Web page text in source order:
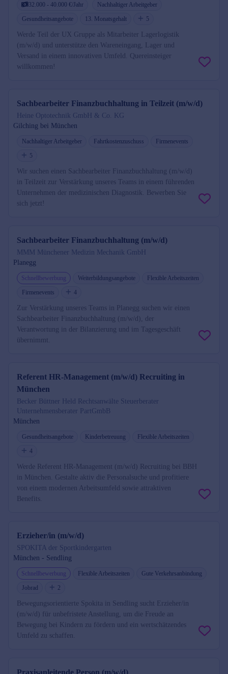
32.000 - 40.000 €/Jahr
Nachhaltiger Arbeitgeber
Gesundheitsangebote
13. Monatsgehalt 5
Werde Teil der UX Gruppe als Mitarbeiter Lagerlogistik
(m/w/d) und unterstütze den Wareneingang, Lager und
Versand in einem innovativen Umfeld. Quereinsteiger
willkommen!
Sachbearbeiter Finanzbuchhaltung in Teilzeit (m/w/d)
Heine Optotechnik GmbH & Co. KG
Gilching bei München
Nachhaltiger Arbeitgeber Fahrtkostenzuschuss
Firmenevents
5
Wir suchen einen Sachbearbeiter Finanzbuchhaltung (m/w/d)
in Teilzeit zur Verstärkung unseres Teams in einem führenden
Unternehmen der medizinischen Diagnostik. Bewerben Sie
sich jetzt!
Sachbearbeiter Finanzbuchhaltung (m/w/d)
MMM Münchener Medizin Mechanik GmbH
Planegg
Schnellbewerbung Weiterbildungsangebote
Flexible Arbeitszeiten
Firmenevents
4
Zur Verstärkung unseres Teams in Planegg suchen wir einen
Sachbearbeiter Finanzbuchhaltung (m/w/d), der
Verantwortung in der Bilanzierung und im Tagesgeschäft
übernimmt.
Referent HR-Management (m/w/d) Recruiting in
München
Becker Büttner Held Rechtsanwälte Steuerberater
Unternehmensberater PartGmbB
München
Gesundheitsangebote Kinderbetreuung
Flexible Arbeitszeiten
4
Werde Referent HR-Management (m/w/d) Recruiting bei BBH
in München. Gestalte aktiv die Personalsuche und profitiere
von einem modernen Arbeitsumfeld sowie attraktiven
Benefits.
Erzieher/in (m/w/d)
SPOKITA der Sportkindergarten
München - Sendling
Schnellbewerbung Flexible Arbeitszeiten
Gute Verkehrsanbindung
Jobrad
2
Bewegungsorientierte Spokita in Sendling sucht Erzieher/in
(m/w/d) für unbefristete Anstellung, um die Freude an
Bewegung bei Kindern zu fördern und ein wertschätzendes
Umfeld zu schaffen.
Praxisanleitende Person (m/w/d)